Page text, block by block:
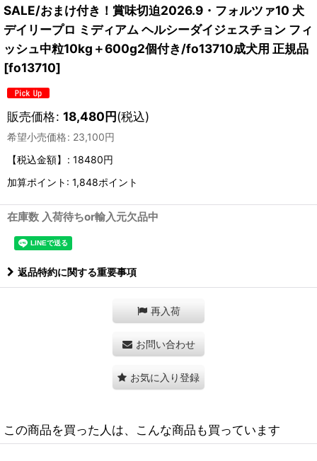
SALE/おまけ付き！賞味切迫2026.9・フォルツァ10 犬
デイリープロ ミディアム ヘルシーダイジェスチョン フィ
ッシュ中粒10kg＋600g2個付き/fo13710成犬用 正規品
[fo13710]
販売価格: 18,480円(税込)
希望小売価格: 23,100円
【税込金額】
: 18480円
加算ポイント: 1,848ポイント
在庫数 入荷待ちor輸入元欠品中
返品特約に関する重要事項
再入荷
お問い合わせ
お気に入り登録
この商品を買った人は、こんな商品も買っています